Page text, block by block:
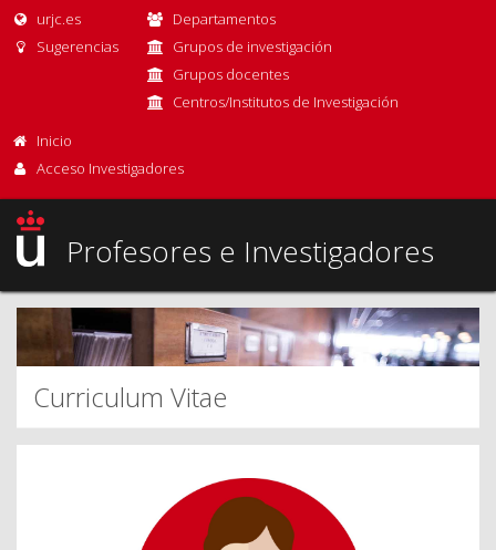
urjc.es
Sugerencias
Departamentos
Grupos de investigación
Grupos docentes
Centros/Institutos de Investigación
Inicio
Acceso Investigadores
Profesores e Investigadores
Curriculum Vitae